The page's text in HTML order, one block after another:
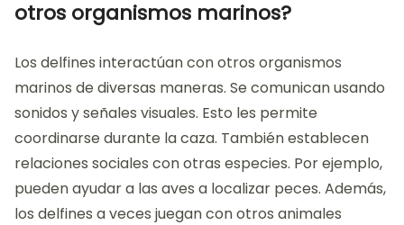
otros organismos marinos?
Los delfines interactúan con otros organismos
marinos de diversas maneras. Se comunican usando
sonidos y señales visuales. Esto les permite
coordinarse durante la caza. También establecen
relaciones sociales con otras especies. Por ejemplo,
pueden ayudar a las aves a localizar peces. Además,
los delfines a veces juegan con otros animales